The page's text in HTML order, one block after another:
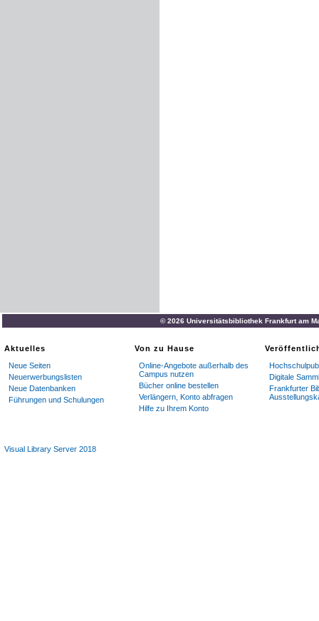
© 2026 Universitätsbibliothek Frankfurt am
Aktuelles
Neue Seiten
Neuerwerbungslisten
Neue Datenbanken
Führungen und Schulungen
Von zu Hause
Online-Angebote außerhalb des
Campus nutzen
Bücher online bestellen
Verlängern, Konto abfragen
Hilfe zu Ihrem Konto
Digitale
Frankfurter
Visual Library Server 2018